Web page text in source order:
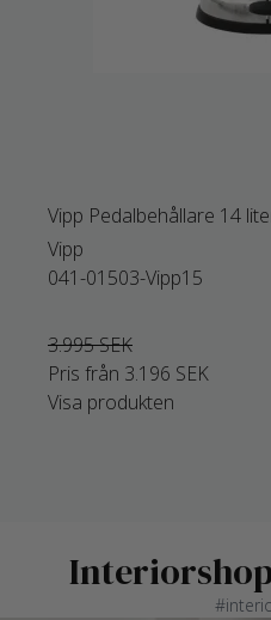
Vipp Pedalbehållare 14
Vipp
041-01503-Vipp15
3.995 SEK
Pris från 3.196 SEK
Visa produkten